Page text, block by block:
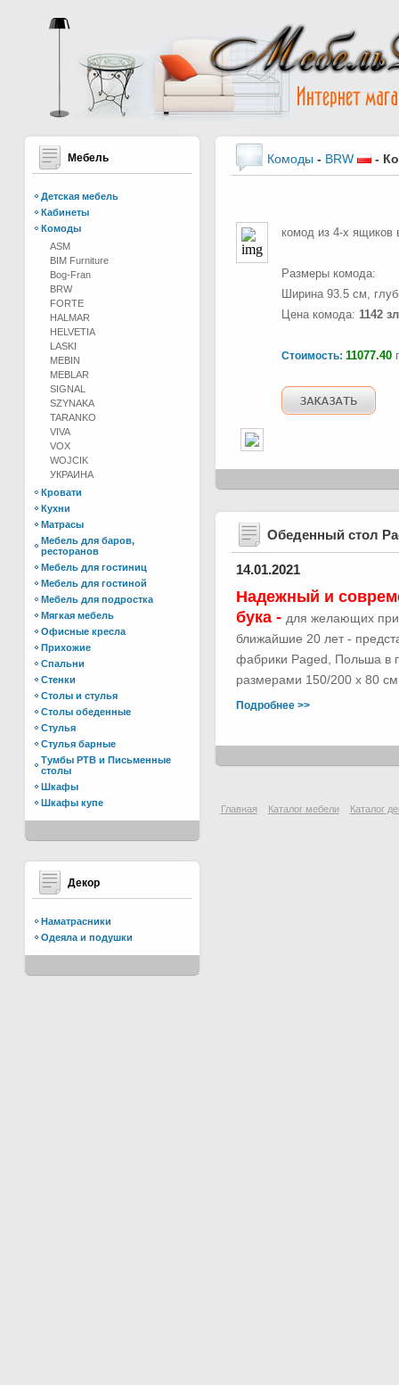
Мебель
Детская мебель
Кабинеты
Комоды
ASM
BIM Furniture
Bog-Fran
BRW
FORTE
HALMAR
HELVETIA
LASKI
MEBIN
MEBLAR
SIGNAL
SZYNAKA
TARANKO
VIVA
VOX
WOJCIK
УКРАИНА
Кровати
Кухни
Матрасы
Мебель для баров,
ресторанов
Мебель для гостиниц
Мебель для гостиной
Мебель для подростка
Мягкая мебель
Офисные кресла
Прихожие
Спальни
Стенки
Столы и стулья
Столы обеденные
Стулья
Стулья барные
Тумбы РТВ и Письменные
столы
Шкафы
Шкафы купе
Декор
Наматрасники
Одеяла и подушки
Комоды - BRW -
комод из 4-х
Размеры комода:
Ширина 93.5 см,
Цена комода: 1142
Стоимость: 11077.40
Обеденный стол
14.01.2021
Надежный и
бука - для желающих
ближайшие 20 лет -
фабрики Paged, Польша в
размерами 150/200 х 80
Подробнее >>
Главная Каталог мебели Каталог